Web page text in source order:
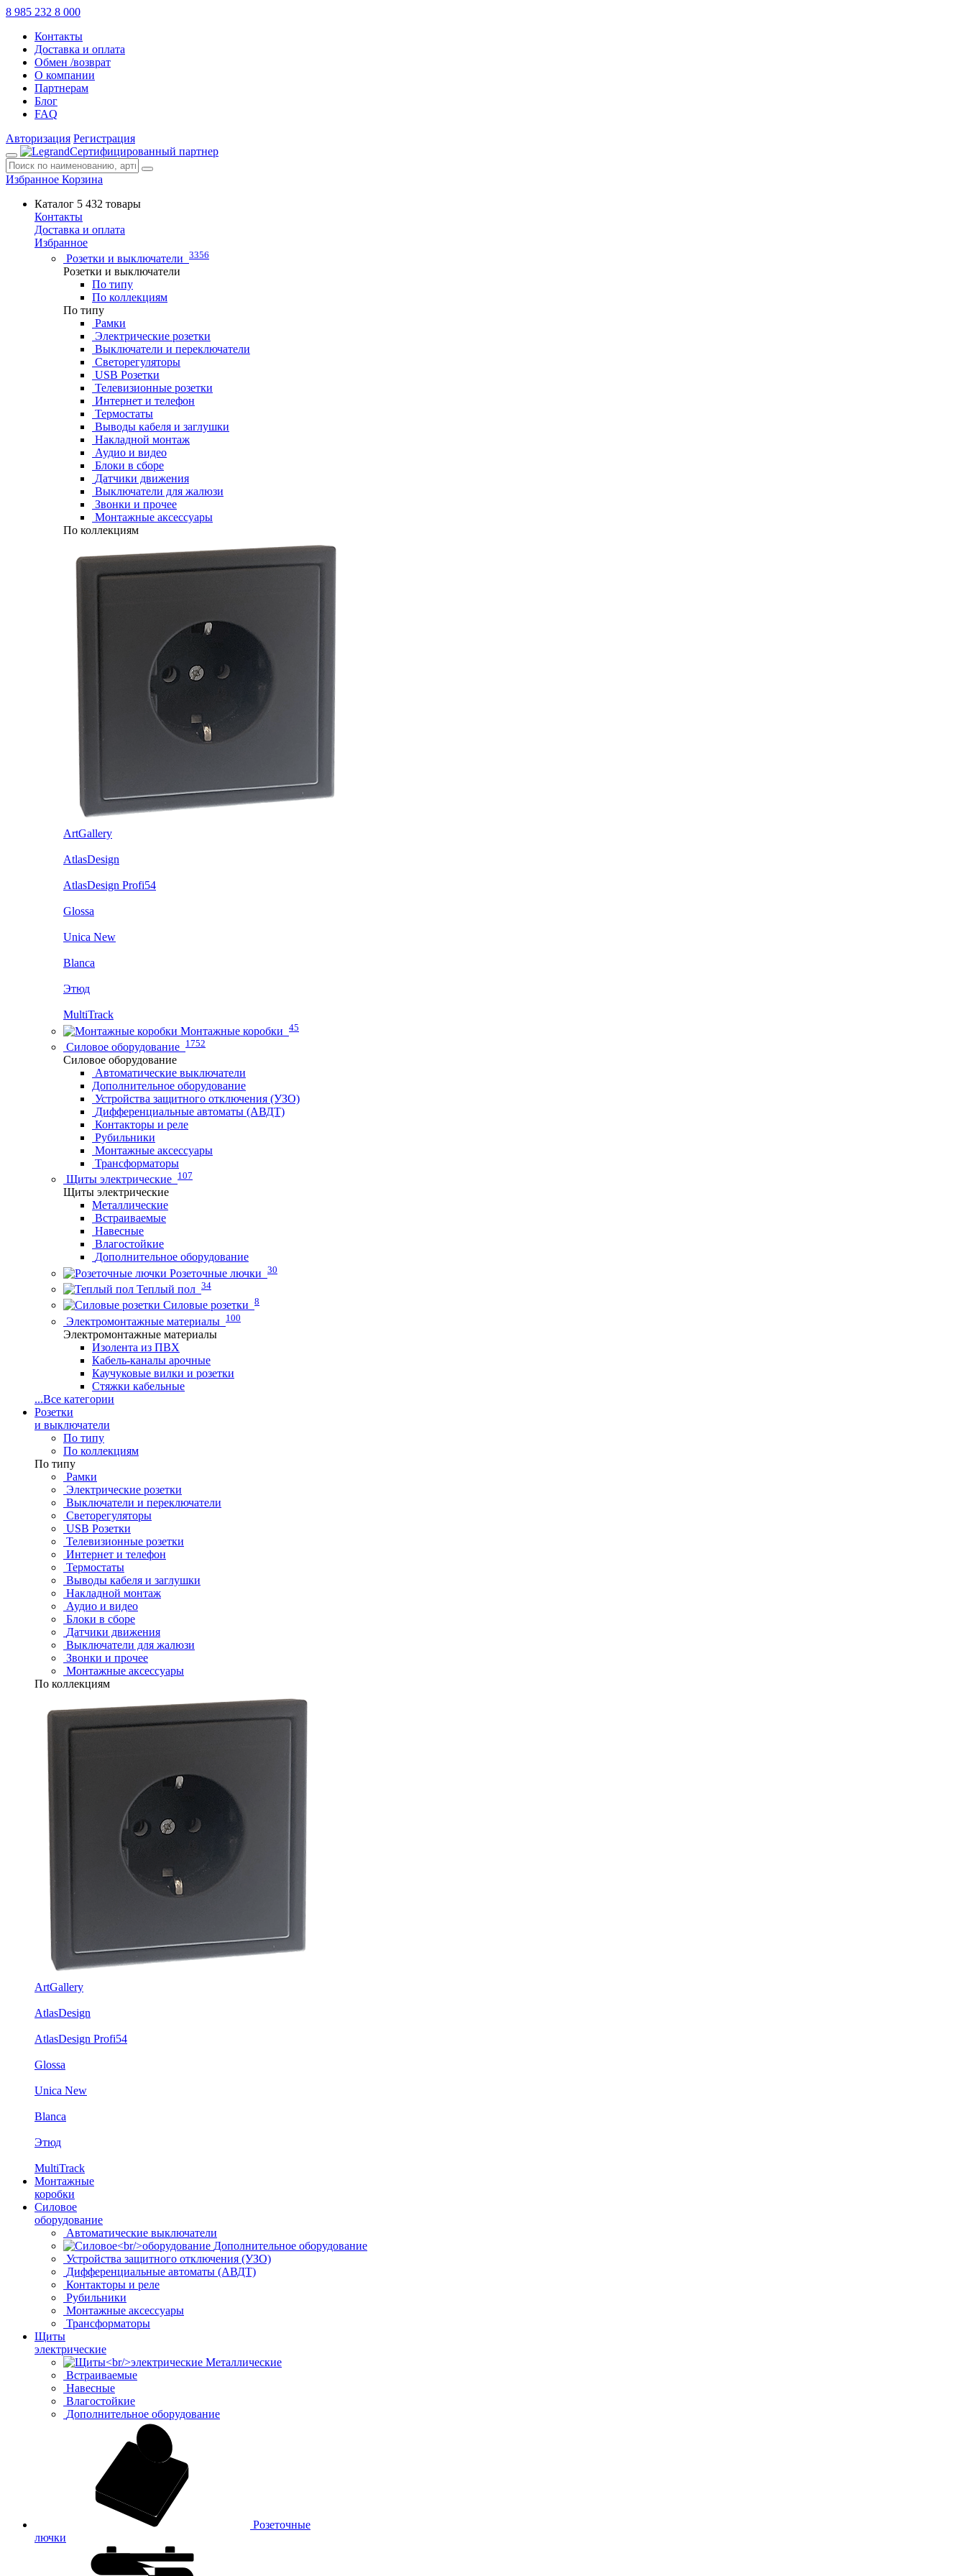
8 985 232 8 000
Контакты
Доставка и оплата
Обмен /возврат
О компании
Партнерам
Блог
FAQ
Авторизация Регистрация
Сертифицированный партнер
Избранное Корзина
Каталог 5 432 товары
Контакты
Доставка и оплата
Избранное
Розетки и выключатели 3356
Розетки и выключатели
По типу
По коллекциям
По типу
Рамки
Электрические розетки
Выключатели и переключатели
Светорегуляторы
USB Розетки
Телевизионные розетки
Интернет и телефон
Термостаты
Выводы кабеля и заглушки
Накладной монтаж
Аудио и видео
Блоки в сборе
Датчики движения
Выключатели для жалюзи
Звонки и прочее
Монтажные аксессуары
По коллекциям
ArtGallery
AtlasDesign
AtlasDesign Profi54
Glossa
Unica New
Blanca
Этюд
MultiTrack
Монтажные коробки 45
Силовое оборудование 1752
Силовое оборудование
Автоматические выключатели
Дополнительное оборудование
Устройства защитного отключения (УЗО)
Дифференциальные автоматы (АВДТ)
Контакторы и реле
Рубильники
Монтажные аксессуары
Трансформаторы
Щиты электрические 107
Щиты электрические
Металлические
Встраиваемые
Навесные
Влагостойкие
Дополнительное оборудование
Розеточные лючки 30
Теплый пол 34
Силовые розетки 8
Электромонтажные материалы 100
Электромонтажные материалы
Изолента из ПВХ
Кабель-каналы арочные
Каучуковые вилки и розетки
Стяжки кабельные
...Все категории
Розетки
и выключатели
По типу
По коллекциям
По типу
Рамки
Электрические розетки
Выключатели и переключатели
Светорегуляторы
USB Розетки
Телевизионные розетки
Интернет и телефон
Термостаты
Выводы кабеля и заглушки
Накладной монтаж
Аудио и видео
Блоки в сборе
Датчики движения
Выключатели для жалюзи
Звонки и прочее
Монтажные аксессуары
По коллекциям
ArtGallery
AtlasDesign
AtlasDesign Profi54
Glossa
Unica New
Blanca
Этюд
MultiTrack
Монтажные
коробки
Силовое
оборудование
Автоматические выключатели
Дополнительное оборудование
Устройства защитного отключения (УЗО)
Дифференциальные автоматы (АВДТ)
Контакторы и реле
Рубильники
Монтажные аксессуары
Трансформаторы
Щиты
электрические
Металлические
Встраиваемые
Навесные
Влагостойкие
Дополнительное оборудование
Розеточные
лючки